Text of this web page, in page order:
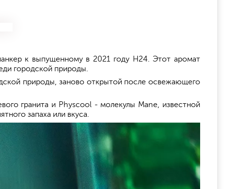
к выпущенному в 2021 году H24. Этот аромат
городской природы.
природы, заново открытой после освежающего
гранита и Physcool - молекулы Mane, известной
запаха или вкуса.